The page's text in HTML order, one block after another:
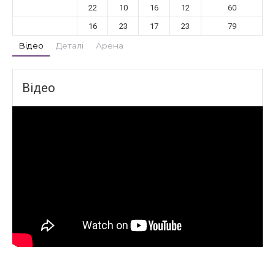
22 10 16 12
60
16
23 17 23 79
Відео Деталі Арена
Відео